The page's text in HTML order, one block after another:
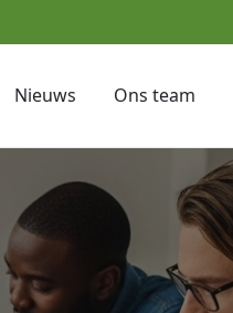
Nieuws Ons team